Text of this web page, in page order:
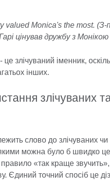
valued Monica's the most. (З-
цінував дружбу з
злічуваний іменник,
інших.
злічуваних
слово до злічуваних чи
можна було б швидко це
«так краще
Єдиний точний спосіб це